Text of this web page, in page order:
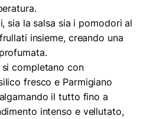
sia la salsa sia i pomodori al
insieme, creando una
completano con
fresco e Parmigiano
il tutto fino a
intenso e vellutato,